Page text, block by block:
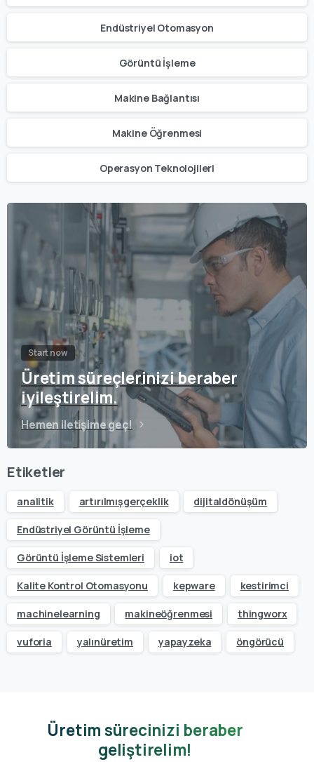
Endüstriyel Otomasyon
Görüntü İşleme
Makine Bağlantısı
Makine Öğrenmesi
Operasyon Teknolojileri
Start now
Üretim süreçlerinizi beraber
iyileştirelim.
Hemen iletişime geç!
Etiketler
analitik artırılmışgerçeklik dijitaldönüşüm
Endüstriyel Görüntü İşleme
Görüntü İşleme Sistemleri iot
Kalite Kontrol Otomasyonu kepware kestirimci
machinelearning makineöğrenmesi thingworx
vuforia yalınüretim yapayzeka öngörücü
Üretim sürecinizi beraber
geliştirelim!